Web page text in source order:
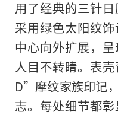
用了经典的三针
采用绿色太阳纹
中心向外扩展，
人目不转睛。表
D”摩纹家族印记
志。每处细节都